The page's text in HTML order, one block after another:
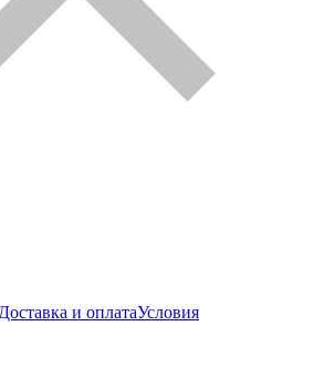
Доставка и оплатаУсловия